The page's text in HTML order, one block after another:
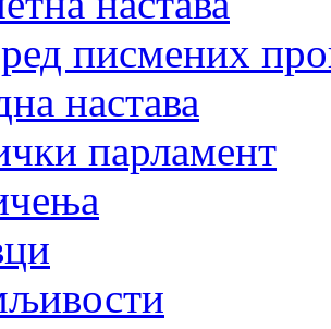
писмених
настава
парламент